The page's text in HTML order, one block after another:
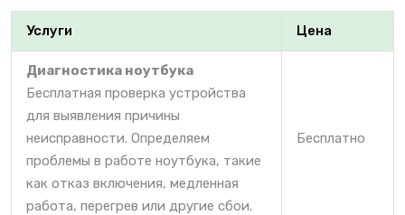
Услуги Цена
Диагностика ноутбука
Бесплатная проверка устройства
для выявления причины
неисправности. Определяем
проблемы в работе ноутбука, такие
как отказ включения, медленная
работа, перегрев или другие сбои.
Бесплатно